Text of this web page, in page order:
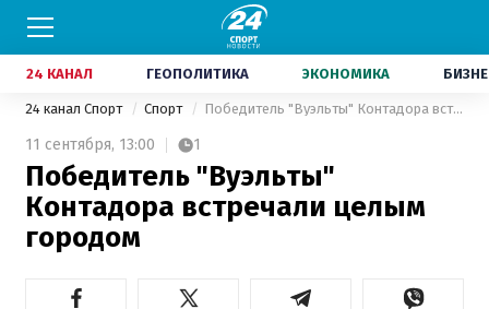
24 КАНАЛ ГЕОПОЛИТИКА ЭКОНОМИКА
24 канал Спорт Спорт Победитель "Вуэльты" Контадора встречали целым городом
11 сентября, 13:00 1
Победитель "Вуэльты"
Контадора встречали целым
городом